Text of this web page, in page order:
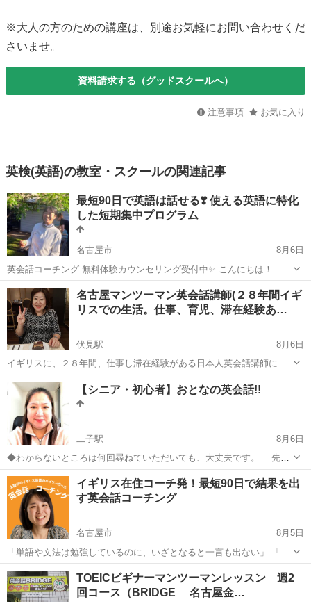
※大人の方のための講座は、別途お気軽にお問い合わせくだ
さいませ。
資料請求する（グッドスクールへ）
注意事項 お気に入り
英検(英語)の教室・スクールの関連記事
最短90日で英語は話せる❣️ 使える英語に特化
した短期集中プログラム
名古屋市
8月6日
英会話コーチング 無料体験カウンセリング受付中✨ こんにちは！ 英
会話コーチの Momokoです👋🏼 ✅英会話を習っているのになかなか上
達しない ✅言いたいことがパッと英語で出てこない ✅どう...
愛知 名古屋市 英語
名古屋マンツーマン英会話講師(２８年間イギ
リスでの生活。仕事、育児、滞在経験あ…
伏見駅
8月6日
イギリスに、２８年間、仕事し滞在経験がある日本人英会話講師に、
マンツーマンで本場イギリスの英語を習ってみませんか？ 英語は世
界共通の言語です。英語力を持つ事により自分の将来、人生、日々の
暮らしに色々な可能性が生まれ自信がつき...
愛知 名古屋市 英会話 レッスン
【シニア・初心者】おとなの英会話!!
二子駅
8月6日
◆わからないところは何回尋ねていただいても、大丈夫です。 先生
たちが丁寧に教えてくれます。^ ^ 写真が大人のクラス担当のMerissa
です。お勧めの先生です。 【一宮稲沢市の英会話・プログラミン...
愛知 一宮市 二子駅 英会話
イギリス在住コーチ発！最短90日で結果を出
す英会話コーチング
名古屋市
8月5日
「単語や文法は勉強しているのに、いざとなると一言も出ない」 「仕
事や海外生活で英語が必要なのに、何から手をつければいいか分から
ない」 「スクールに何年も通ったけど話せない…」 「忙しくて挫折し
てしまう…」 って諦...
愛知 名古屋市 英語
TOEICビギナーマンツーマンレッスン 週2
回コース（BRIDGE 名古屋金…